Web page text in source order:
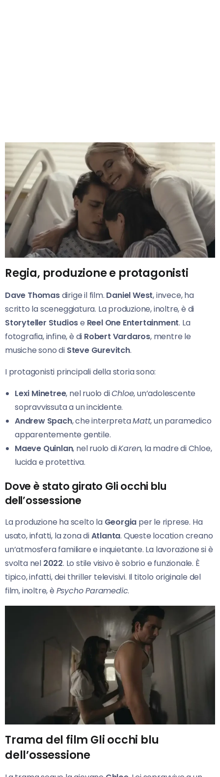
Regia, produzione e protagonisti
Dave Thomasdirige il film. Daniel West, invece, ha
scritto la sceneggiatura. La produzione, inoltre, è di
Storyteller Studiose Reel One Entertainment. La
fotografia, infine, è di Robert Vardaros, mentre le
musiche sono di Steve Gurevitch.
I protagonisti principali della storia sono:
Lexi Minetree, nel ruolo diChloe, un’adolescente
sopravvissuta a un incidente.
Andrew Spach, che interpretaMatt, un paramedico
apparentemente gentile.
Maeve Quinlan, nel ruolo diKaren, la madre di Chloe,
lucida e protettiva.
Dove è stato girato Gli occhi blu
dell’ossessione
La produzione ha scelto la Georgia per le riprese. Ha
usato, infatti, la zona diAtlanta. Queste location creano
un’atmosfera familiare e inquietante. La lavorazione si è
svolta nel 2022. Lo stile visivo è sobrio e funzionale. È
tipico, infatti, dei thriller televisivi. Il titolo originale del
film, inoltre, è Psycho Paramedic.
Trama del film Gli occhi blu
dell’ossessione